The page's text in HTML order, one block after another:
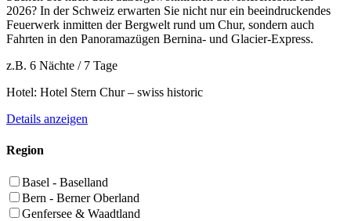
2026? In der Schweiz erwarten Sie nicht nur ein beeindruckendes
Feuerwerk inmitten der Bergwelt rund um Chur, sondern auch
Fahrten in den Panoramazügen Bernina- und Glacier-Express.
z.B. 6 Nächte / 7 Tage
Hotel: Hotel Stern Chur – swiss historic
Details anzeigen
Region
Basel - Baselland
Bern - Berner Oberland
Genfersee & Waadtland